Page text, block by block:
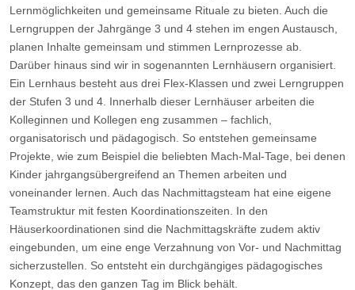
Lernmöglichkeiten und gemeinsame Rituale zu bieten. Auch die
Lerngruppen der Jahrgänge 3 und 4 stehen im engen Austausch,
planen Inhalte gemeinsam und stimmen Lernprozesse ab.
Darüber hinaus sind wir in sogenannten Lernhäusern organisiert.
Ein Lernhaus besteht aus drei Flex-Klassen und zwei Lerngruppen
der Stufen 3 und 4. Innerhalb dieser Lernhäuser arbeiten die
Kolleginnen und Kollegen eng zusammen – fachlich,
organisatorisch und pädagogisch. So entstehen gemeinsame
Projekte, wie zum Beispiel die beliebten Mach-Mal-Tage, bei denen
Kinder jahrgangsübergreifend an Themen arbeiten und
voneinander lernen. Auch das Nachmittagsteam hat eine eigene
Teamstruktur mit festen Koordinationszeiten. In den
Häuserkoordinationen sind die Nachmittagskräfte zudem aktiv
eingebunden, um eine enge Verzahnung von Vor- und Nachmittag
sicherzustellen. So entsteht ein durchgängiges pädagogisches
Konzept, das den ganzen Tag im Blick behält.